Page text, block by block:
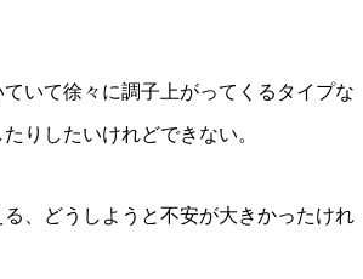
いて徐々に調子上がってくるタイプな
りしたいけれどできない。
、どうしようと不安が大きかったけれ